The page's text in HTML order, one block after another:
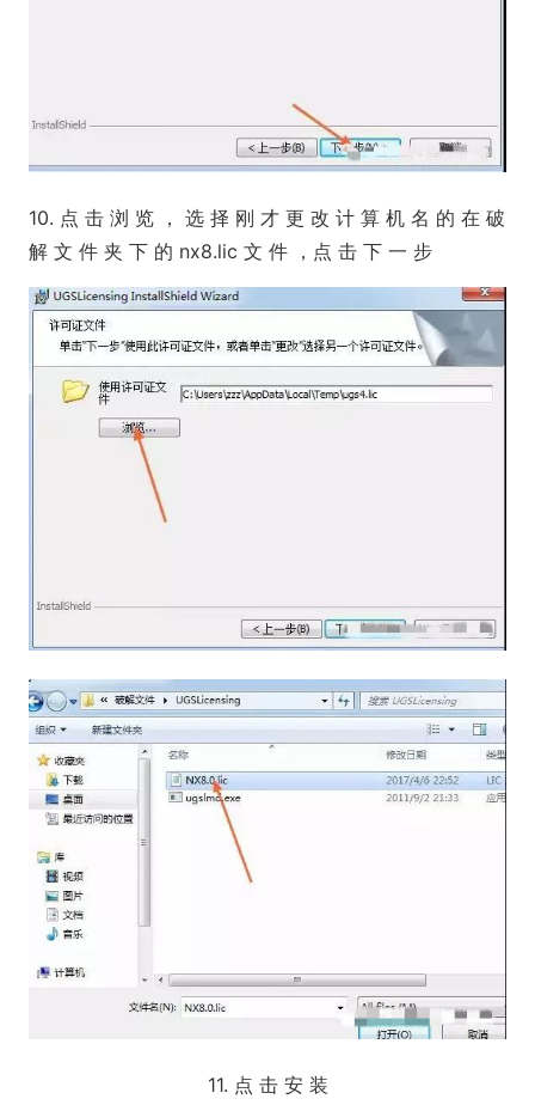
10. 点 击 浏 览 ， 选 择 刚 才 更 改 计 算 机 名 的 在 破
解 文 件 夹 下 的 nx8.lic 文 件 ，点 击 下 一 步
11. 点 击 安 装